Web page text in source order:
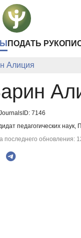
ПОДАТЬ
Алиция
7146
педагогических
последнего обновления: